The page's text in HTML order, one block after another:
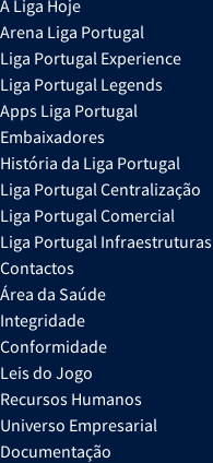
A Liga Hoje
Arena Liga Portugal
Liga Portugal Experience
Liga Portugal Legends
Apps Liga Portugal
Embaixadores
História da Liga Portugal
Liga Portugal Centralização
Liga Portugal Comercial
Liga Portugal Infraestruturas
Contactos
Área da Saúde
Integridade
Conformidade
Leis do Jogo
Recursos Humanos
Universo Empresarial
Documentação